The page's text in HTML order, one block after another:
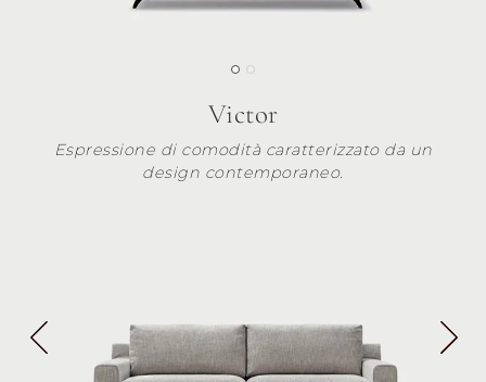
Victor
Espressione di comodità caratterizzato da un
design contemporaneo.